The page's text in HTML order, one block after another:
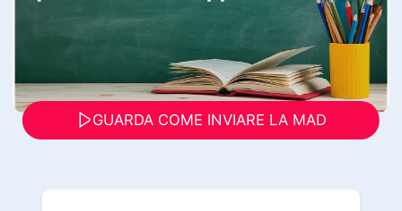
GUARDA COME INVIARE LA MAD